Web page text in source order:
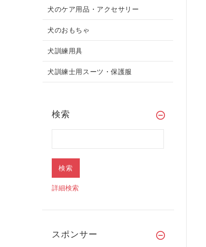
犬のケア用品・アクセサリー
犬のおもちゃ
犬訓練用具
犬訓練士用スーツ・保護服
検索
詳細検索
スポンサー